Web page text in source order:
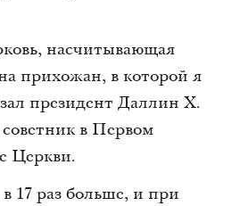
насчитывающая
прихожан, в которой я
президент Даллин Х.
в Первом
Церкви.
17 раз больше, и при